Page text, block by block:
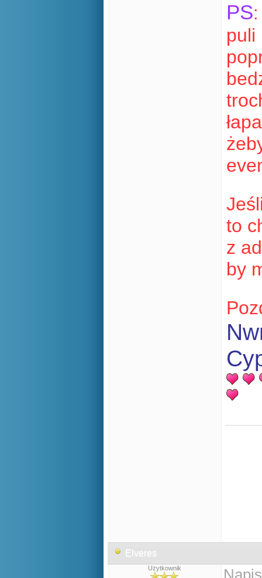
PS
puli
to
z
by
Elveres
Użytkownik